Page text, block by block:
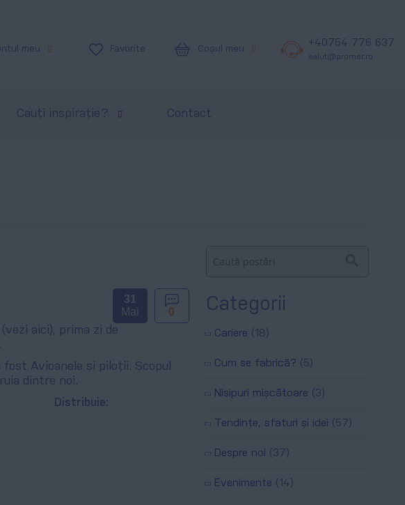
+40754 776 637
salut@promer.ro
Coșul meu
Favorite
meu
Cauți inspirație? Contact
31
Mai
0
aici), prima zi de
Avioanele și piloții. Scopul
dintre noi.
Distribuie:
Categorii
Cariere (18)
Cum se fabrică? (5)
Nisipuri mișcătoare (3)
Tendințe, sfaturi și idei (57)
Despre noi (37)
Evenimente (14)